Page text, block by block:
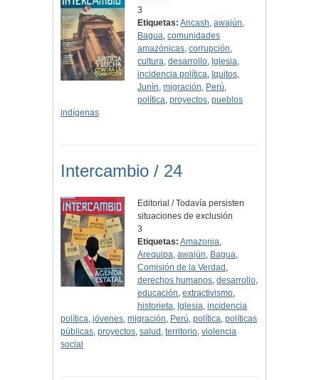
3
Etiquetas: Ancash,awajún,
Bagua,comunidades
amazónicas,corrupción,
cultura,desarrollo, Iglesia,
incidencia política, Iquitos,
Junín,migración, Perú,
política,proyectos,pueblos
indígenas
Intercambio / 24
Editorial / Todavía persisten
situaciones de exclusión
3
Etiquetas: Amazonia,
Arequipa,awajún, Bagua,
Comisión de la Verdad ,
derechos humanos,desarrollo,
educación,extractivismo,
historieta, Iglesia,incidencia
política, jóvenes, migración, Perú, política, políticas
públicas, proyectos, salud , territorio, violencia
social